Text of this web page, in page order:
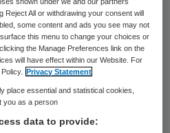
hoogleraar in de
van de publieke
Universiteit
2010 tot en met
voor de
Reject All or withdrawing your consent will
some content and ads you see may not
this menu to change your choices or
the Manage Preferences link on the
will have effect within our Website. For
Privacy Statement
place essential and statistical cookies,
you as a person
data to provide: